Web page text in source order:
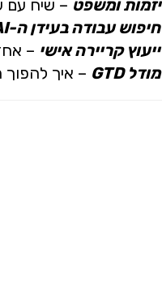
יזמות ומשפט – שיח עם
חיפוש עבודה בעידן ה-AI
ייעוץ קריירה אישי –
מודל GTD
– איך להפוך